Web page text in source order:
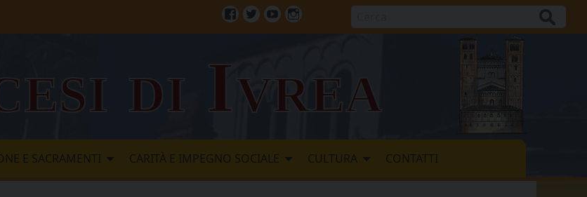
di Ivrea
E SACRAMENTI CARITÀ E IMPEGNO SOCIALE CULTURA CONTATTI